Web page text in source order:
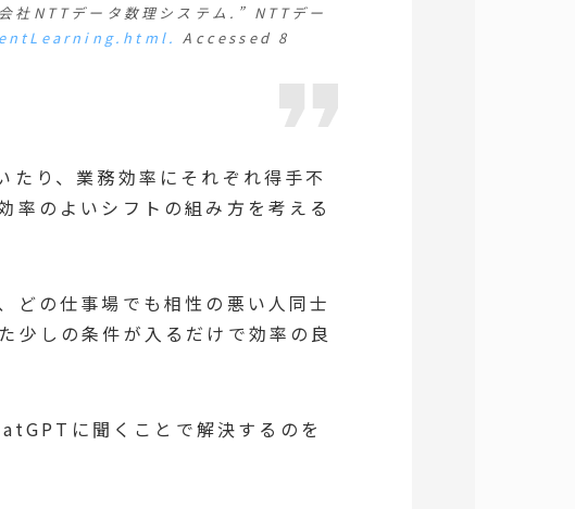
社NTTデータ数理システム.” NTTデー
Accessed 8
たり、業務効率にそれぞれ得手不
率のよいシフトの組み方を考える
どの仕事場でも相性の悪い人同士
少しの条件が入るだけで効率の良
に聞くことで解決するのを